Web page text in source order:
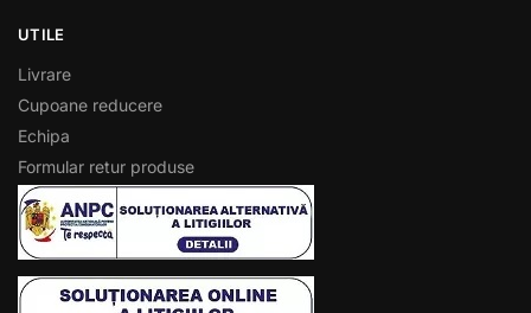
UTILE
Livrare
Cupoane reducere
Echipa
Formular retur produse